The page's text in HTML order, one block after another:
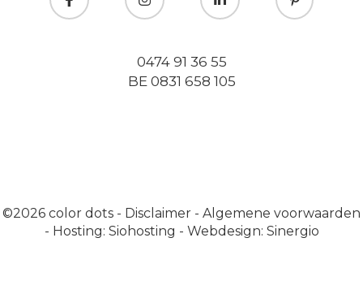
0474 91 36 55
BE 0831 658 105
©2026 color dots - Disclaimer - Algemene voorwaarden
- Hosting: Siohosting - Webdesign: Sinergio